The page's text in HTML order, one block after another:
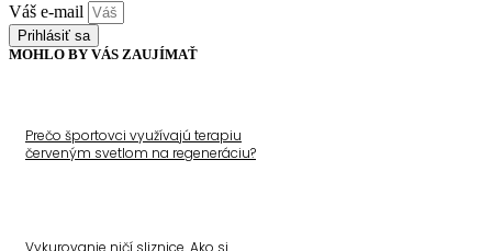
Váš e-mail
Prihlásiť sa
MOHLO BY VÁS ZAUJÍMAŤ
Prečo športovci využívajú terapiu
červeným svetlom na regeneráciu?
Vykurovanie ničí sliznice. Ako si